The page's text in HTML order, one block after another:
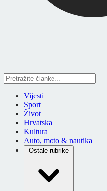
Vijesti
Sport
Život
Hrvatska
Kultura
Auto, moto & nautika
Ostale rubrike